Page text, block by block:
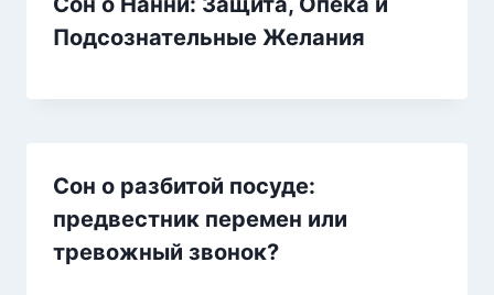
Подсознательные Желания
Сон о разбитой посуде:
предвестник перемен или
тревожный звонок?